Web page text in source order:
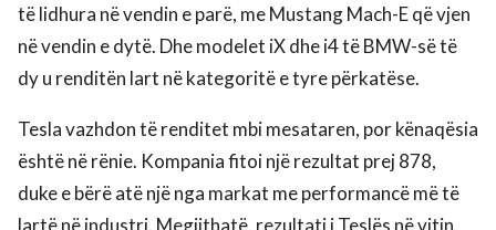
të lidhura në vendin e parë, me Mustang Mach-E që vjen
në vendin e dytë. Dhe modelet iX dhe i4 të BMW-së të
dy u renditën lart në kategoritë e tyre përkatëse.
Tesla vazhdon të renditet mbi mesataren, por kënaqësia
është në rënie. Kompania fitoi një rezultat prej 878,
duke e bërë atë një nga markat me performancë më të
lartë në industri. Megjithatë, rezultati i Teslës në vitin